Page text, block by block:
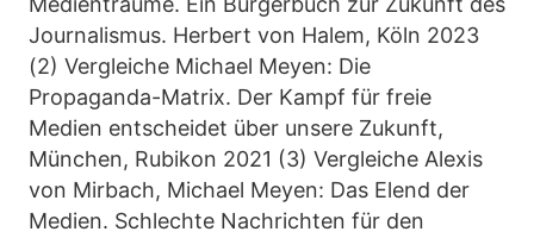
Journalismus. Herbert von Halem, Köln 2023
(2) Vergleiche Michael Meyen: Die
Propaganda-Matrix. Der Kampf für freie
Medien entscheidet über unsere Zukunft,
München, Rubikon 2021 (3) Vergleiche Alexis
von Mirbach, Michael Meyen: Das Elend der
Medien. Schlechte Nachrichten für den